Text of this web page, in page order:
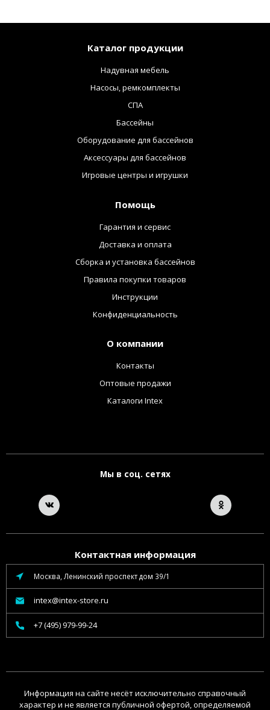
Каталог продукции
Надувная мебель
Насосы, ремкомплекты
СПА
Бассейны
Оборудование для бассейнов
Аксессуары для бассейнов
Игровые центры и игрушки
Помощь
Гарантия и сервис
Доставка и оплата
Сборка и установка бассейнов
Правила покупки товаров
Инструкции
Конфиденциальность
О компании
Контакты
Оптовые продажи
Каталоги Intex
Мы в соц. сетях
Контактная информация
Москва, Ленинский проспект дом 39/1
intex@intex-store.ru
+7 (495) 979-99-24
Информация на сайте несёт исключительно справочный
характер и не является публичной офертой, определяемой